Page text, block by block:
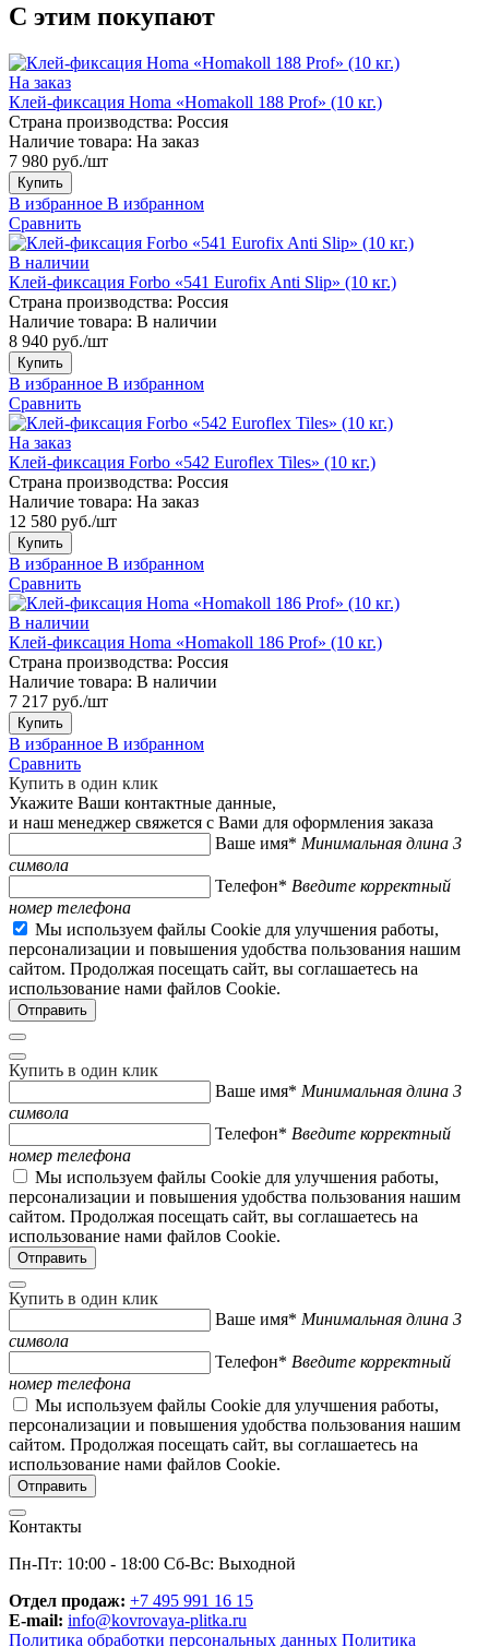
С этим покупают
На заказ
Клей-фиксация Homa «Homakoll 188 Prof» (10 кг.)
Страна производства: Россия
Наличие товара: На заказ
7 980 руб./шт
Купить
В избранное В избранном
Сравнить
В наличии
Клей-фиксация Forbo «541 Eurofix Anti Slip» (10 кг.)
Страна производства: Россия
Наличие товара: В наличии
8 940 руб./шт
Купить
В избранное В избранном
Сравнить
На заказ
Клей-фиксация Forbo «542 Euroflex Tiles» (10 кг.)
Страна производства: Россия
Наличие товара: На заказ
12 580 руб./шт
Купить
В избранное В избранном
Сравнить
В наличии
Клей-фиксация Homa «Homakoll 186 Prof» (10 кг.)
Страна производства: Россия
Наличие товара: В наличии
7 217 руб./шт
Купить
В избранное В избранном
Сравнить
Купить в один клик
Укажите Ваши контактные данные,
и наш менеджер свяжется с Вами для оформления заказа
Ваше имя* Минимальная длина 3
символа
Телефон* Введите корректный
номер телефона
Мы используем файлы Cookie для улучшения работы,
персонализации и повышения удобства пользования нашим
сайтом. Продолжая посещать сайт, вы соглашаетесь на
использование нами файлов Cookie.
Купить в один клик
Ваше имя* Минимальная длина 3
символа
Телефон* Введите корректный
номер телефона
Мы используем файлы Cookie для улучшения работы,
персонализации и повышения удобства пользования нашим
сайтом. Продолжая посещать сайт, вы соглашаетесь на
использование нами файлов Cookie.
Купить в один клик
Ваше имя* Минимальная длина 3
символа
Телефон* Введите корректный
номер телефона
Мы используем файлы Cookie для улучшения работы,
персонализации и повышения удобства пользования нашим
сайтом. Продолжая посещать сайт, вы соглашаетесь на
использование нами файлов Cookie.
Контакты
Пн-Пт: 10:00 - 18:00 Сб-Вс: Выходной
Отдел продаж: +7 495 991 16 15
E-mail: info@kovrovaya-plitka.ru
Политика обработки персональных данных Политика